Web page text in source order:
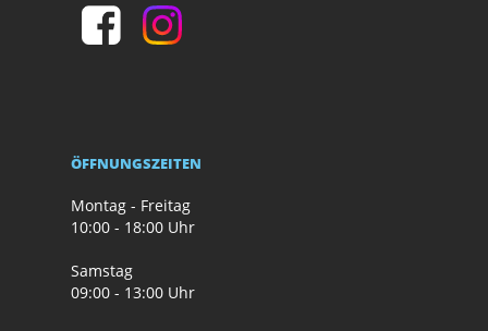
ÖFFNUNGSZEITEN
Montag - Freitag
10:00 - 18:00 Uhr
Samstag
09:00 - 13:00 Uhr